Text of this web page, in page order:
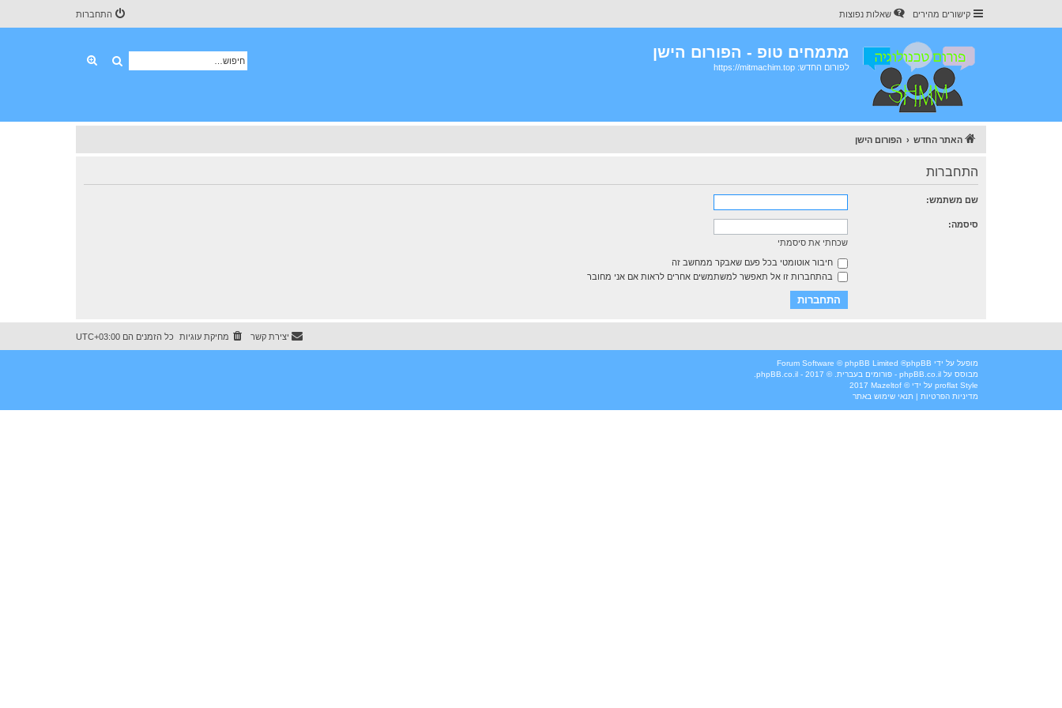
קישורים מהירים שאלות נפוצות התחברות
מתמחים טופ - הפורום הישן
לפורום החדש: https://mitmachim.top חיפוש
האתר החדש הפורום הישן
התחברות
שם משתמש:
סיסמה:
שכחתי את סיסמתי
חיבור אוטומטי בכל פעם שאבקר ממחשב זה
בהתחברות זו אל תאפשר למשתמשים אחרים לראות אם אני מחובר
כל הזמנים הם UTC+03:00 מחיקת עוגיות יצירת קשר
מופעל על ידי phpBB
® Forum Software © phpBB Limited
מבוסס על phpBB.co.il - פורומים בעברית
. © 2017 - phpBB.co.il.
Style
proflat על ידי © Mazeltof
מדיניות הפרטיות | תנאי שימוש באתר